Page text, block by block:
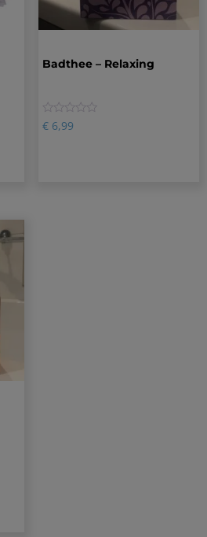
Badthee – Relaxing
0
€6,99